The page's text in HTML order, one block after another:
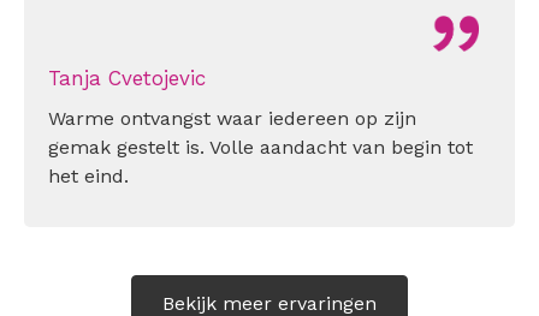
Tanja Cvetojevic
Warme ontvangst waar iedereen op zijn
gemak gestelt is. Volle aandacht van begin tot
het eind.
Bekijk meer ervaringen